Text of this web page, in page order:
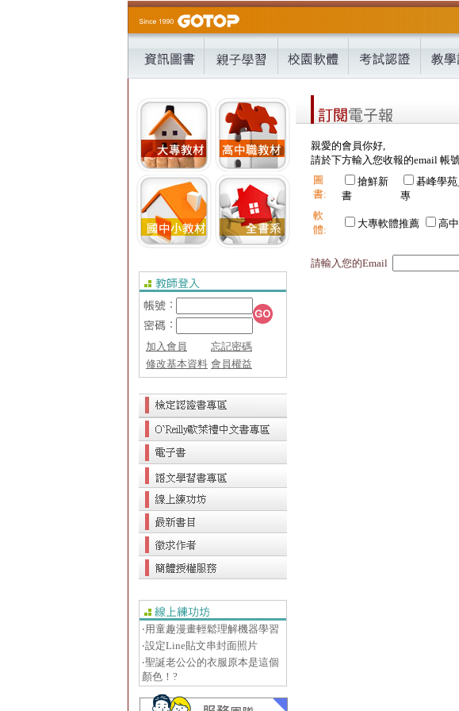
加入會員
忘記密碼
修改基本資料 會員權益
‧用童趣漫畫輕鬆理解機器學習
‧設定Line貼文串封面照片
‧聖誕老公公的衣服原本是這個
顏色！?
親愛的會員你好,
請於下方輸入您收報的email 帳
圖
書:
搶鮮新
書
碁峰學
專
軟
體:
大專軟體推薦 高
請輸入您的Email